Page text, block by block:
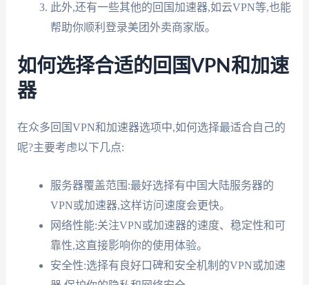
此外,还有一些其他的回国加速器,如云VPN等,也能
帮助你顺利登录美团外卖商家版。
如何选择合适的回国VPN和加速
器
在众多回国VPN和加速器选项中,如何选择最适合自己的
呢?主要考虑以下几点:
服务器覆盖范围:最好选择有中国大陆服务器的
VPN或加速器,这样访问速度会更快。
网络性能:关注VPN或加速器的速度、稳定性和可
靠性,这直接影响你的使用体验。
安全性:选择有良好口碑和安全机制的VPN或加速